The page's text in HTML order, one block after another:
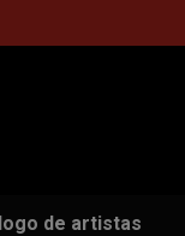
de artistas